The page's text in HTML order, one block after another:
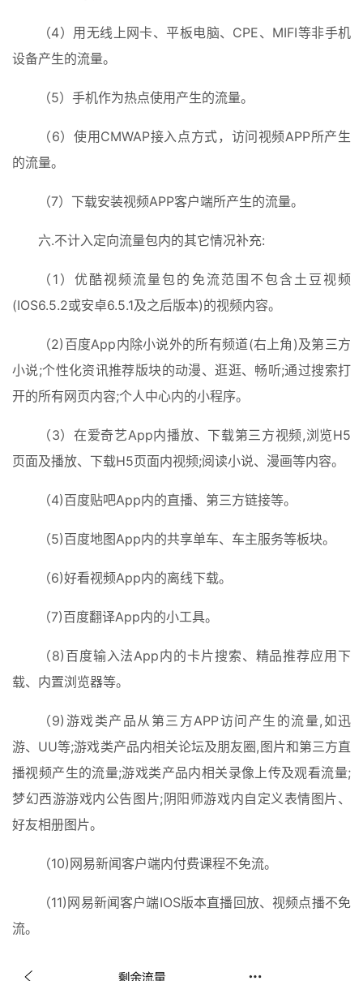
城
打
（4）用无线上网卡、平板电脑、CPE、MIFI等非手机
设备产生的流量。
（5）手机作为热点使用产生的流量。
（6）使用CMWAP接入点方式，访问视频APP所产生
的流量。
（7）下载安装视频APP客户端所产生的流量。
六.不计入定向流量包内的其它情况补充:
（1）优酷视频流量包的免流范围不包含土豆视频
(IOS6.5.2或安卓6.5.1及之后版本)的视频内容。
（2)百度App内除小说外的所有频道(右上角)及第三方
小说;个性化资讯推荐版块的动漫、逛逛、畅听;通过搜索打
开的所有网页内容;个人中心内的小程序。
（3）在爱奇艺App内播放、下载第三方视频,浏览H5
页面及播放、下载H5页面内视频;阅读小说、漫画等内容。
（4)百度贴吧App内的直播、第三方链接等。
（5)百度地图App内的共享单车、车主服务等板块。
（6)好看视频App内的离线下载。
（7)百度翻译App内的小工具。
（8)百度输入法App内的卡片搜索、精品推荐应用下
载、内置浏览器等。
（9)游戏类产品从第三方APP访问产生的流量,如迅
游、UU等;游戏类产品内相关论坛及朋友圈,图片和第三方直
播视频产生的流量;游戏类产品内相关录像上传及观看流量;
梦幻西游游戏内公告图片;阴阳师游戏内自定义表情图片、
好友相册图片。
（10)网易新闻客户端内付费课程不免流。
（11)网易新闻客户端IOS版本直播回放、视频点播不免
流。